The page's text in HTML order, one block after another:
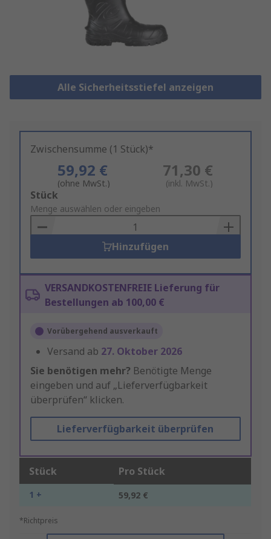
Alle Sicherheitsstiefel anzeigen
Zwischensumme (1 Stück)*
59,92 €
(ohne MwSt.)
71,30 €
(inkl. MwSt.)
Add
to
Basket
Stück
Menge auswählen oder eingeben
Hinzufügen
VERSANDKOSTENFREIE Lieferung für
Bestellungen ab 100,00 €
Vorübergehend ausverkauft
Versand ab 27. Oktober 2026
Sie benötigen mehr? Benötigte Menge
eingeben und auf „Lieferverfügbarkeit
überprüfen“ klicken.
Lieferverfügbarkeit überprüfen
Stück Pro Stück
1 + 59,92 €
*Richtpreis